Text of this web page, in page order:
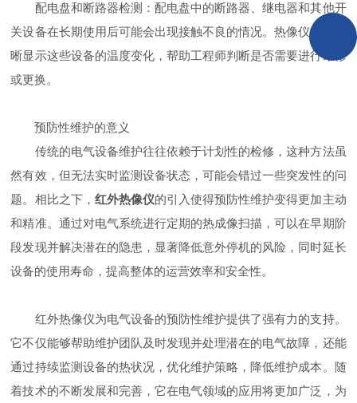
配电盘和断路器检测：配电盘中的断路器、继电器和其他开
关设备在长期使用后可能会出现接触不良的情况。热像仪能够清
晰显示这些设备的温度变化，帮助工程师判断是否需要进行维修
或更换。
预防性维护的意义
传统的电气设备维护往往依赖于计划性的检修，这种方法虽
然有效，但无法实时监测设备状态，可能会错过一些突发性的问
题。相比之下， 红外热像仪的引入使得预防性维护变得更加主动
和精准。通过对电气系统进行定期的热成像扫描，可以在早期阶
段发现并解决潜在的隐患，显著降低意外停机的风险，同时延长
设备的使用寿命，提高整体的运营效率和安全性。
红外热像仪为电气设备的预防性维护提供了强有力的支持。
它不仅能够帮助维护团队及时发现并处理潜在的电气故障，还能
通过持续监测设备的热状况，优化维护策略，降低维护成本。随
着技术的不断发展和完善，它在电气领域的应用将更加广泛，为